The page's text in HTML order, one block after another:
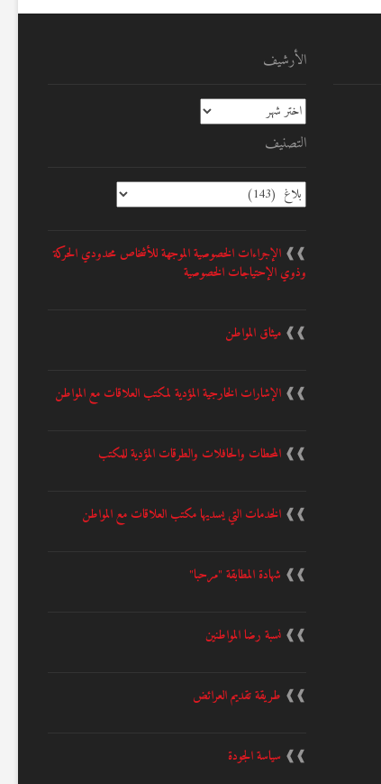
الأرشيف
الأرشيف
التصنيف
التصنيف
❱❱الإجراءات الخصوصية الموجهة للأشخاص محدودي الحركة
وذوي الإحتياجات الخصوصية
❱❱ميثاق المواطن
❱❱الإشارات الخارجية المؤدية لمكتب العلاقات مع المواطن
❱❱المحطات والحافلات والطرقات المؤدية للمكتب
❱❱الخدمات التي يسديها مكتب العلاقات مع المواطن
❱❱ شهادة المطابقة "مرحبا"
❱❱نسبة رضا المواطنين
❱❱ طريقة تقديم العرائض
❱❱سياسة الجودة